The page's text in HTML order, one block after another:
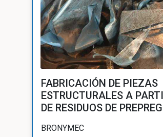
FABRICACIÓN DE PIEZAS
ESTRUCTURALES A
DE RESIDUOS DE PREPREG
BRONYMEC